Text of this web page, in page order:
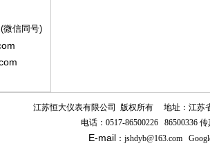
(微信同号)
江苏恒大仪表有限公司 版权所有
地址：江苏
电话： 0517-86500226 86500336 传
E-mail ： jshdyb@163.com